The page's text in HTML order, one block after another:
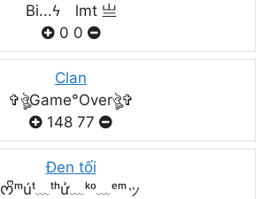
Bi...ϟ lmt 亗
0 0
Clan
✞ঔৣGame°Overঔৣ✞
148 77
Đen tối
ᰔᩚᵐúᵗ﹏ᵗʰử﹏ᵏᵒ﹏ᵉᵐッ